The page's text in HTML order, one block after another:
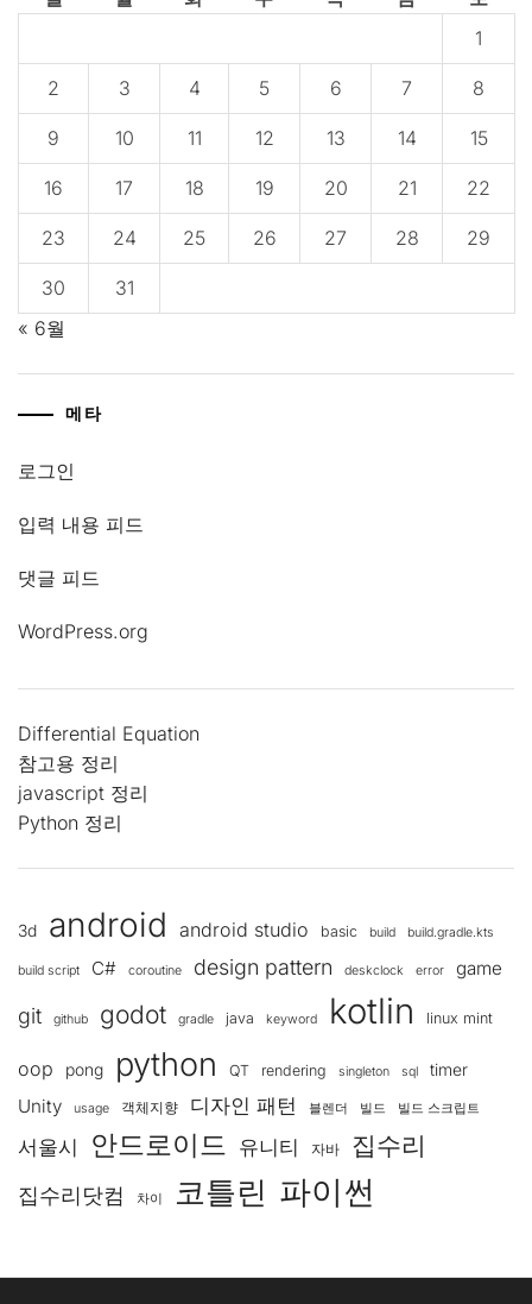
1
2 3 4 5 6 7 8
9 10 11 12 13 14 15
16 17 18 19 20 21 22
23 24 25 26 27 28 29
30
31
« 6월
메타
로그인
입력 내용 피드
댓글 피드
WordPress.org
Differential Equation
참고용 정리
javascript 정리
Python 정리
3d android android studio basic build build.gradle.kts
build script C# coroutine design pattern deskclock error game
git github godot gradle java keyword kotlin linux mint
oop pong python QT rendering singleton sql timer
Unity usage 객체지향 디자인 패턴 블렌더 빌드 빌드 스크립트
서울시 안드로이드 유니티 자바 집수리
집수리닷컴 차이 코틀린 파이썬